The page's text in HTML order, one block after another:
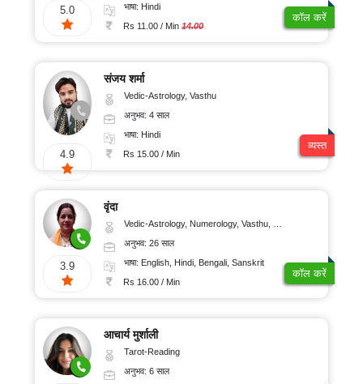
5.0
भाषा: Hindi
Rs 11.00 / Min14.00
कॉल करें
4.9
संजय शर्मा
Vedic-Astrology, Vasthu
अनुभव: 4 साल
भाषा: Hindi
Rs 15.00 / Min
व्यस्त
3.9
वृंदा
Vedic-Astrology, Numerology, Vasthu, Nadi-Astrology, Psychology, Prashna-Kundali
अनुभव: 26 साल
भाषा: English, Hindi, Bengali, Sanskrit
Rs 16.00 / Min
कॉल करें
आचार्य मुर्शाली
Tarot-Reading
अनुभव: 6 साल